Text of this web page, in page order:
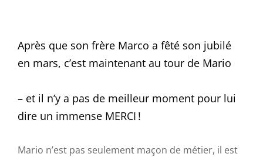
Après que son frère Marco a fêté son jubilé
en mars, c’est maintenant au tour de Mario
– et il n’y a pas de meilleur moment pour lui
dire un immense MERCI !
Mario n’est pas seulement maçon de métier, il est